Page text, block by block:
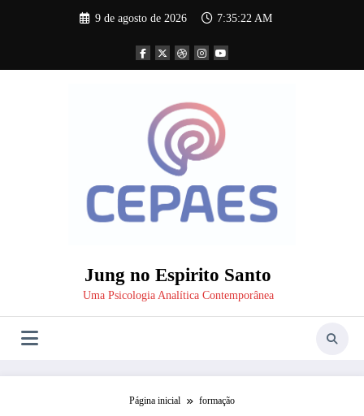
9 de agosto de 2026 7:35:23 AM
Jung no Espirito Santo
Uma Psicologia Analítica Contemporânea
Página inicial formação